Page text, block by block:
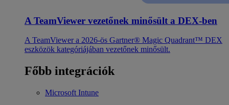
A TeamViewer vezetőnek minősült a DEX-ben
A TeamViewer a 2026-ös Gartner® Magic Quadrant™ DEX
eszközök kategóriájában vezetőnek minősült.
Főbb integrációk
Microsoft Intune